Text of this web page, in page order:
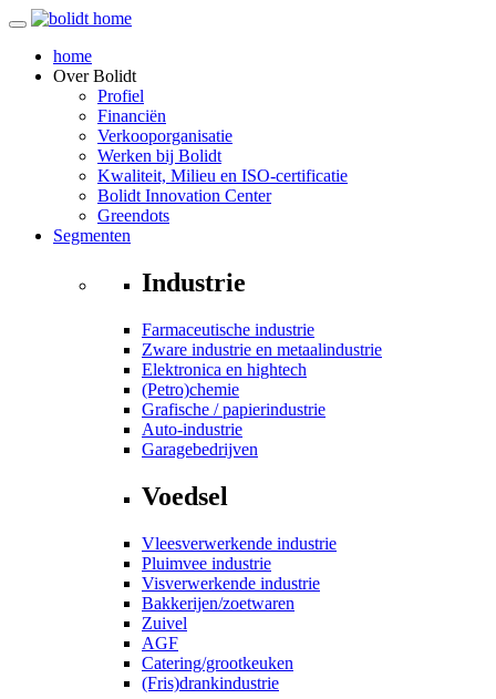
home
OverBolidt
Profiel
Financiën
Verkooporganisatie
Werken bij Bolidt
Kwaliteit, Milieu en ISO-certificatie
Bolidt Innovation Center
Greendots
Segmenten
Industrie
Farmaceutische industrie
Zware industrie en metaalindustrie
Elektronica en hightech
(Petro)chemie
Grafische / papierindustrie
Auto-industrie
Garagebedrijven
Voedsel
Vleesverwerkende industrie
Pluimvee industrie
Visverwerkende industrie
Bakkerijen/zoetwaren
Zuivel
AGF
Catering/grootkeuken
(Fris)drankindustrie